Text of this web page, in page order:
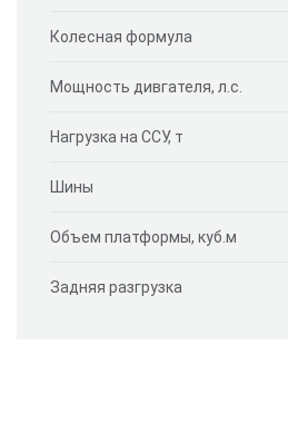
Колесная формула
Мощность дивгателя, л.с.
Нагрузка на ССУ, т
Шины
Объем платформы, куб.м
Задняя разгрузка